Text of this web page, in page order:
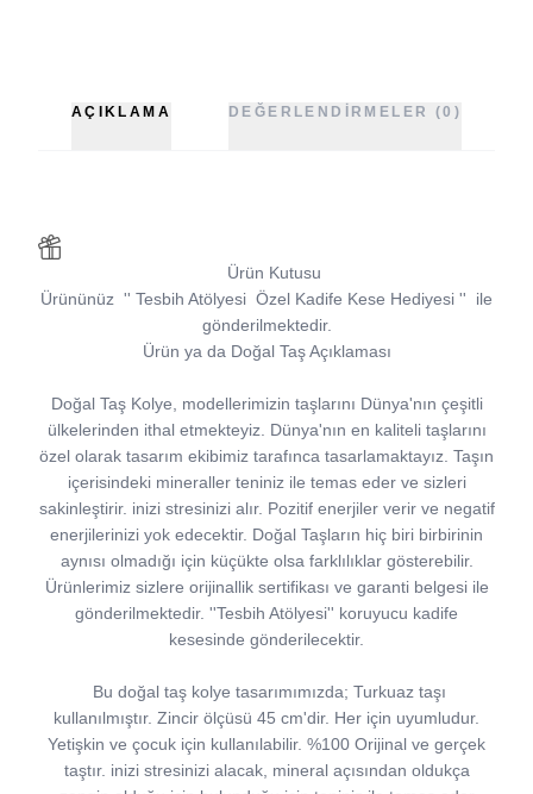
AÇIKLAMA DEĞERLENDIRMELER (0)
Ürün Kutusu
Ürününüz '' Tesbih Atölyesi Özel Kadife Kese Hediyesi ''
ile
gönderilmektedir.
Ürün ya da Doğal Taş Açıklaması
Doğal Taş Kolye, modellerimizin taşlarını Dünya'nın çeşitli
ülkelerinden ithal etmekteyiz. Dünya'nın en kaliteli taşlarını
özel olarak tasarım ekibimiz tarafınca tasarlamaktayız. Taşın
içerisindeki mineraller teniniz ile temas eder ve sizleri
sakinleştirir. inizi stresinizi alır. Pozitif enerjiler verir ve negatif
enerjilerinizi yok edecektir. Doğal Taşların hiç biri birbirinin
aynısı olmadığı için küçükte olsa farklılıklar gösterebilir.
Ürünlerimiz sizlere orijinallik sertifikası ve garanti belgesi ile
gönderilmektedir. ''Tesbih Atölyesi'' koruyucu kadife
kesesinde gönderilecektir.
Bu doğal taş kolye tasarımımızda; Turkuaz taşı
kullanılmıştır. Zincir ölçüsü 45 cm'dir. Her için uyumludur.
Yetişkin ve çocuk için kullanılabilir. %100 Orijinal ve gerçek
taştır. inizi stresinizi alacak, mineral açısından oldukça